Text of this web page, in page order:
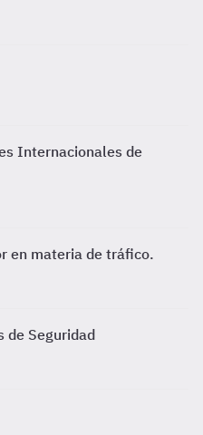
Internacionales de
en materia de tráfico.
de Seguridad